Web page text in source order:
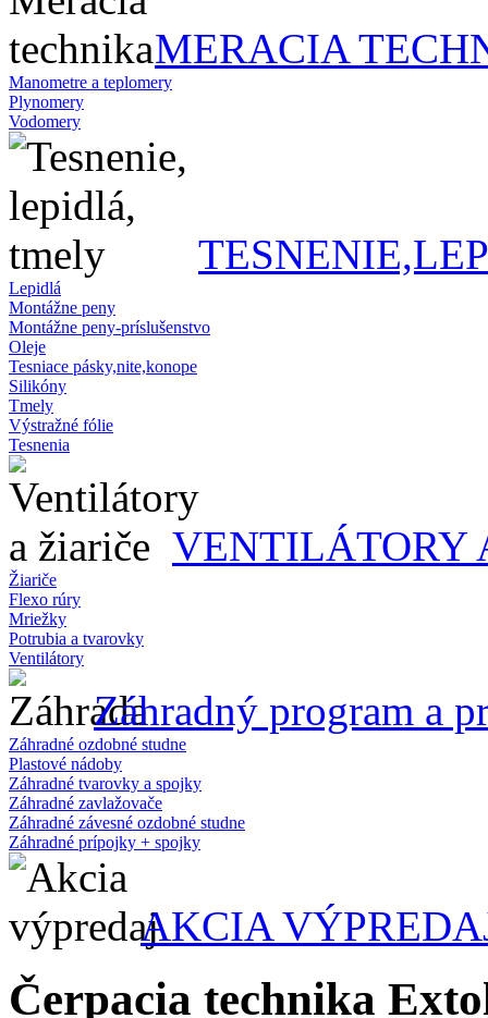
MERACIA
Manometre a teplomery
Plynomery
Vodomery
Lepidlá
Montážne peny
Montážne peny-príslušenstvo
Oleje
Tesniace pásky,nite,konope
Silikóny
Tmely
Výstražné fólie
Tesnenia
VENTILÁTORY
Žiariče
Flexo rúry
Mriežky
Potrubia a tvarovky
Ventilátory
Záhradný program a
Záhradné ozdobné studne
Plastové nádoby
Záhradné tvarovky a spojky
Záhradné zavlažovače
Záhradné závesné ozdobné studne
Záhradné prípojky + spojky
AKCIA
Čerpacia technika